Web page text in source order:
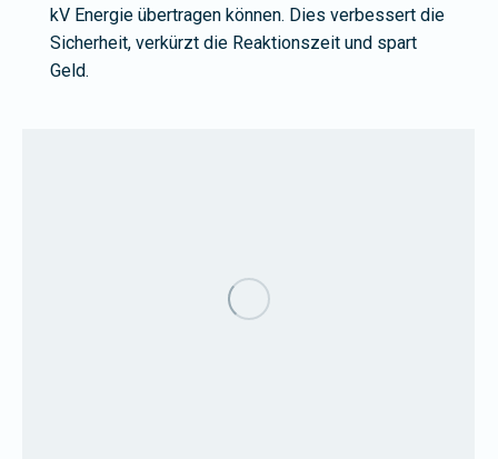
kV Energie übertragen können. Dies verbessert die
Sicherheit, verkürzt die Reaktionszeit und spart
Geld.